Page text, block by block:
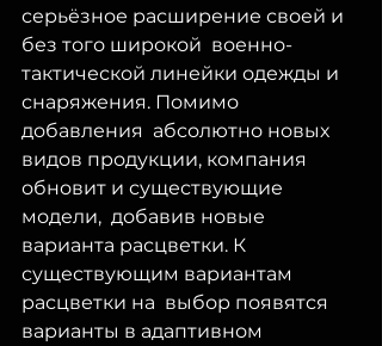
серьёзное расширение своей и
без того широкой  военно-
тактической линейки одежды и
снаряжения. Помимо
добавления  абсолютно новых
видов продукции, компания
обновит и существующие
модели,  добавив новые
варианта расцветки. К
существующим вариантам
расцветки на  выбор появятся
варианты в адаптивном